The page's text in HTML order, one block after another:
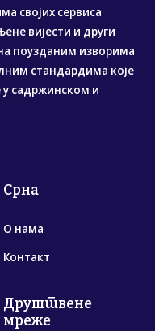
својих сервиса
вијести и други
поузданим изворима
стандардима које
у садржинском и
Срна
О нама
Контакт
Друштвене
мреже